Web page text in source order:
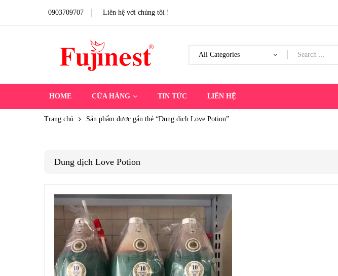
0903709707 Liên hệ với chúng tôi !
HOME CỬA HÀNG TIN TỨC LIÊN HỆ
Trang chủ Sản phẩm được gắn thẻ “Dung dịch Love Potion”
Dung dịch Love Potion